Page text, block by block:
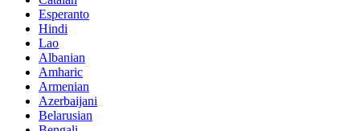
Esperanto
Hindi
Lao
Albanian
Amharic
Armenian
Azerbaijani
Belarusian